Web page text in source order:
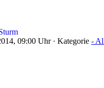
09:00 Uhr · Kategorie -